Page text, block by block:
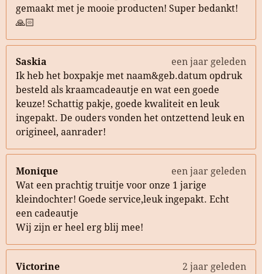
gemaakt met je mooie producten! Super bedankt!
🙏🏻
Saskia
een jaar geleden
Ik heb het boxpakje met naam&geb.datum opdruk
besteld als kraamcadeautje en wat een goede
keuze! Schattig pakje, goede kwaliteit en leuk
ingepakt. De ouders vonden het ontzettend leuk en
origineel, aanrader!
Monique
een jaar geleden
Wat een prachtig truitje voor onze 1 jarige
kleindochter! Goede service,leuk ingepakt. Echt
een cadeautje
Wij zijn er heel erg blij mee!
Victorine
2 jaar geleden